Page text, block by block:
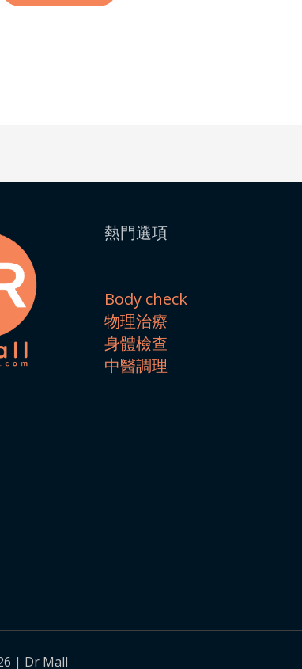
熱門選項
Body check
物理治療
身體檢查
中醫調理
| Dr Mall